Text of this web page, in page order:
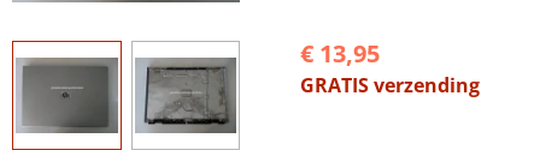
€ 13,95
GRATIS verzending